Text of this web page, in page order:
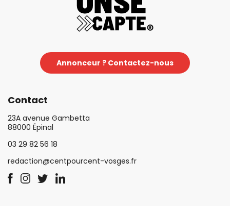
Annonceur ? Contactez-nous
Contact
23A avenue Gambetta
88000 Épinal
03 29 82 56 18
redaction@centpourcent-vosges.fr